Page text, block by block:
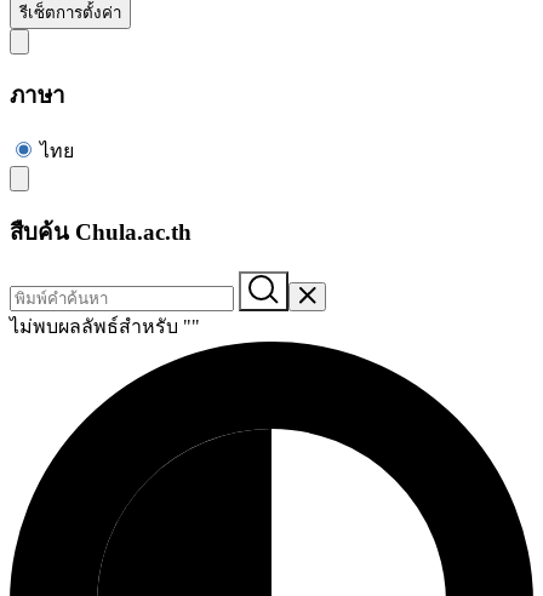
รีเซ็ตการตั้งค่า
ภาษา
ไทย
สืบค้น Chula.ac.th
ไม่พบผลลัพธ์สำหรับ ""